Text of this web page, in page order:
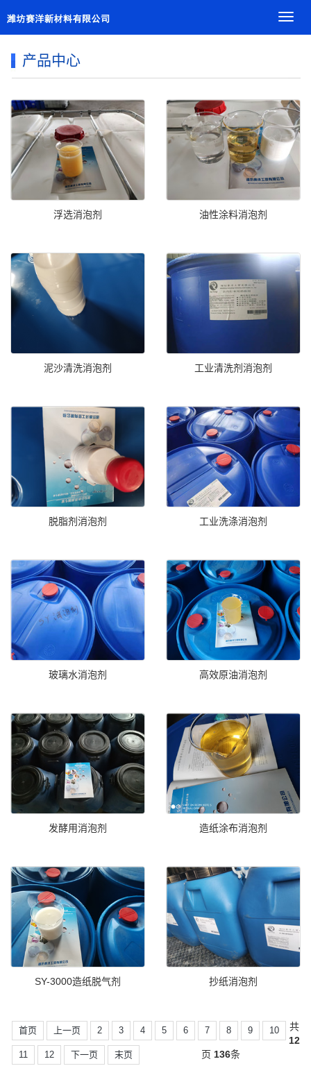
导
产品中心
浮选消泡剂 油性涂料消泡剂
泥沙清洗消泡剂 工业清洗剂消泡剂
脱脂剂消泡剂 工业洗涤消泡剂
玻璃水消泡剂 高效原油消泡剂
发酵用消泡剂 造纸涂布消泡剂
SY-3000造纸脱气剂 抄纸消泡剂
首页 上一页 2 3 4 5 6 7 8 9 10
11 12 下一页 末页
共
12
页 136条